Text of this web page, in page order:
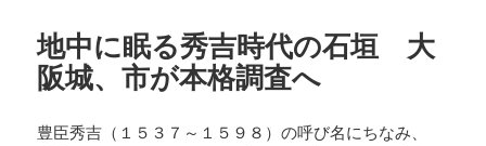
地中に眠る秀吉時代の石垣 大
阪城、市が本格調査へ
豊臣秀吉（１５３７～１５９８）の呼び名にちなみ、